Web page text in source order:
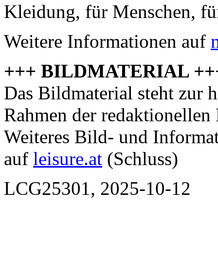
Kleidung, für Menschen,
Weitere Informationen auf
+++ BILDMATERIAL
Das Bildmaterial steht zur
Rahmen der
Weiteres Bild- und
auf leisure.at (Schluss)
LCG25301, 2025-10-12